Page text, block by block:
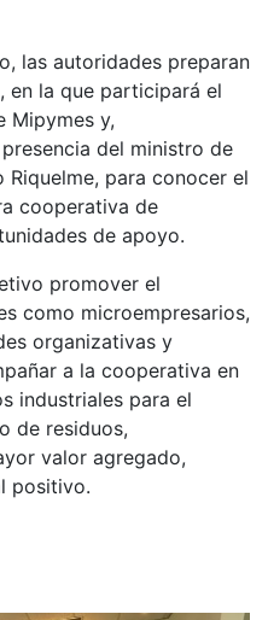
las autoridades preparan
en la que participará el
Mipymes y,
del ministro de
para conocer el
cooperativa de
de apoyo.
promover el
como microempresarios,
organizativas y
a la cooperativa en
industriales para el
de residuos,
valor agregado,
positivo.